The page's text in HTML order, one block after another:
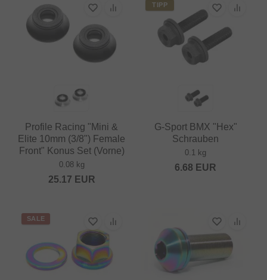
Profile Racing "Mini &
Elite 10mm (3/8") Female
Front" Konus Set (Vorne)
0.08 kg
25.17 EUR
TIPP
G-Sport BMX "Hex"
Schrauben
0.1 kg
6.68 EUR
SALE